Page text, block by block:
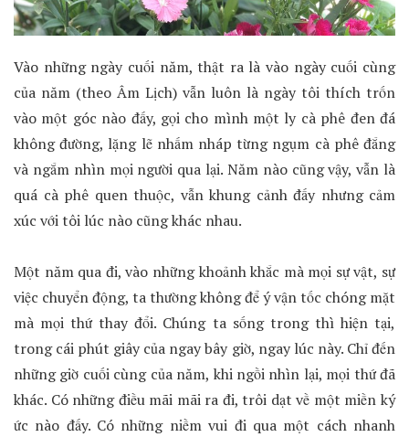
Vào những ngày cuối năm, thật ra là vào ngày cuối cùng
của năm (theo Âm Lịch) vẫn luôn là ngày tôi thích trốn
vào một góc nào đấy, gọi cho mình một ly cà phê đen đá
không đường, lặng lẽ nhấm nháp từng ngụm cà phê đắng
và ngắm nhìn mọi người qua lại. Năm nào cũng vậy, vẫn là
quá cà phê quen thuộc, vẫn khung cảnh đấy nhưng cảm
xúc với tôi lúc nào cũng khác nhau.
Một năm qua đi, vào những khoảnh khắc mà mọi sự vật, sự
việc chuyển động, ta thường không để ý vận tốc chóng mặt
mà mọi thứ thay đổi. Chúng ta sống trong thì hiện tại,
trong cái phút giây của ngay bây giờ, ngay lúc này. Chỉ đến
những giờ cuối cùng của năm, khi ngồi nhìn lại, mọi thứ đã
khác. Có những điều mãi mãi ra đi, trôi dạt về một miền ký
ức nào đấy. Có những niềm vui đi qua một cách nhanh